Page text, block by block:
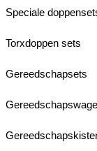
Speciale
Torxdoppen sets
Gereedschapsets